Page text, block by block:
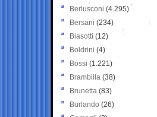
Berlusconi (4.295)
Bersani (234)
Biasotti (12)
Boldrini (4)
Bossi (1.221)
Brambilla (38)
Brunetta (83)
Burlando (26)